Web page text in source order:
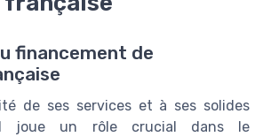
financement de
de ses services et à ses solides
joue un rôle crucial dans le